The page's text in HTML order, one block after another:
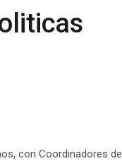
con Coordinadores de